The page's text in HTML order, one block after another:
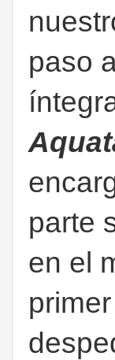
paso
parte
en el